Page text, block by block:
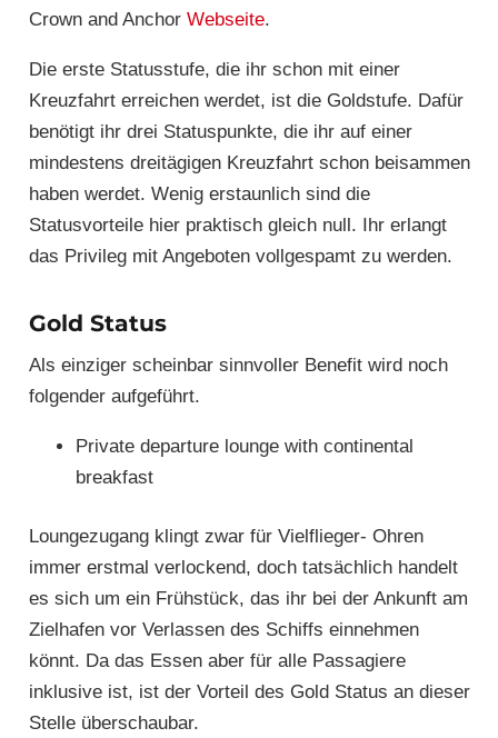
Crown and Anchor Webseite.
Die erste Statusstufe, die ihr schon mit einer
Kreuzfahrt erreichen werdet, ist die Goldstufe. Dafür
benötigt ihr drei Statuspunkte, die ihr auf einer
mindestens dreitägigen Kreuzfahrt schon beisammen
haben werdet. Wenig erstaunlich sind die
Statusvorteile hier praktisch gleich null. Ihr erlangt
das Privileg mit Angeboten vollgespamt zu werden.
Gold Status
Als einziger scheinbar sinnvoller Benefit wird noch
folgender aufgeführt.
Private departure lounge with continental
breakfast
Loungezugang klingt zwar für Vielflieger- Ohren
immer erstmal verlockend, doch tatsächlich handelt
es sich um ein Frühstück, das ihr bei der Ankunft am
Zielhafen vor Verlassen des Schiffs einnehmen
könnt. Da das Essen aber für alle Passagiere
inklusive ist, ist der Vorteil des Gold Status an dieser
Stelle überschaubar.